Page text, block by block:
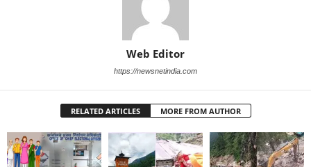
Web Editor
https://newsnetindia.com
RELATED ARTICLES MORE FROM AUTHOR